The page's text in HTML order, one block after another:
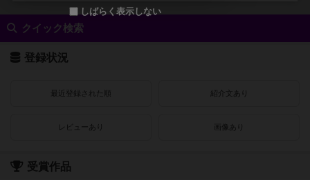
クイック検索
登録状況
最近登録された順 紹介文あり
レビューあり 画像あり
受賞作品
しばらく表示しない